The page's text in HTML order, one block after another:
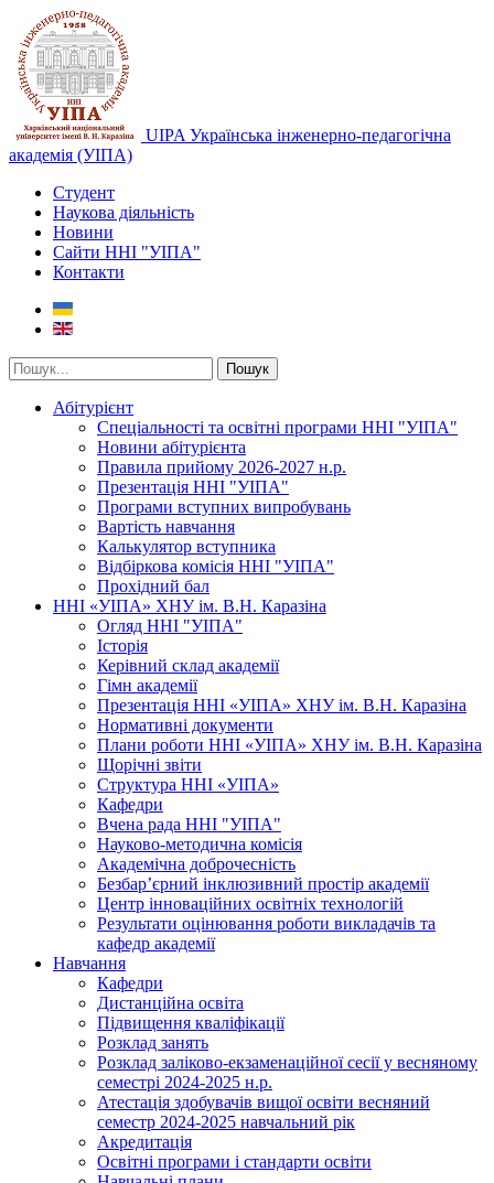
UIPA Українська інженерно-педагогічна
академія (УІПА)
Студент
Наукова діяльність
Новини
Сайти ННІ "УІПА"
Контакти
Пошук
Абітурієнт
Спеціальності та освітні програми ННІ "УІПА"
Новини абітурієнта
Правила прийому 2026-2027 н.р.
Презентація ННІ "УІПА"
Програми вступних випробувань
Вартість навчання
Калькулятор вступника
Відбіркова комісія ННІ "УІПА"
Прохідний бал
ННІ «УІПА» ХНУ ім. В.Н. Каразіна
Огляд ННІ "УІПА"
Історія
Керівний склад академії
Гімн академії
Презентація ННІ «УІПА» ХНУ ім. В.Н. Каразіна
Нормативні документи
Плани роботи ННІ «УІПА» ХНУ ім. В.Н. Каразіна
Щорічні звіти
Структура ННІ «УІПА»
Кафедри
Вчена рада ННІ "УІПА"
Науково-методична комісія
Академічна доброчесність
Безбар’єрний інклюзивний простір академії
Центр інноваційних освітніх технологій
Результати оцінювання роботи викладачів та
кафедр академії
Навчання
Кафедри
Дистанційна освіта
Підвищення кваліфікації
Розклад занять
Розклад заліково-екзаменаційної сесії у весняному
семестрі 2024-2025 н.р.
Атестація здобувачів вищої освіти весняний
семестр 2024-2025 навчальний рік
Акредитація
Освітні програми і стандарти освіти